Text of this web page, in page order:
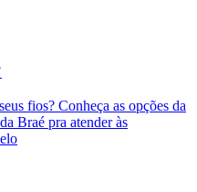
fios? Conheça as opções da
Braé pra atender às